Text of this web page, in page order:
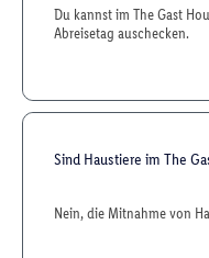
Du kannst im The Gast
Abreisetag auschecken.
Sind Haustiere im The
Nein, die Mitnahme von